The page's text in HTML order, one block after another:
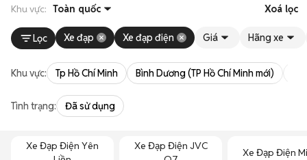
Khu vực: Toàn quốc Xoá lọc
Lọc Xe đạp Xe đạp điện Giá Hãng xe
Khu vực: Tp Hồ Chí Minh Bình Dương (TP Hồ Chí Minh mới)
Tình trạng: Đã sử dụng
Xe Đạp Điện Yên
Xe Đạp Điện JVC
Xe Đạp Điện